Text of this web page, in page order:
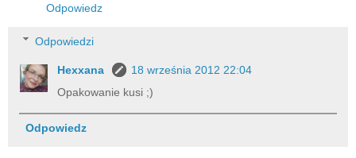
Odpowiedz
Odpowiedzi
Hexxana
18 września 2012 22:04
Opakowanie kusi ;)
Odpowiedz